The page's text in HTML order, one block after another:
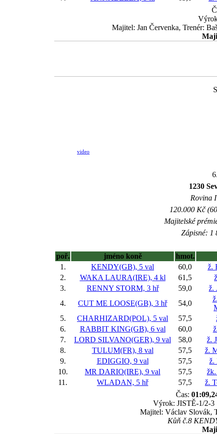
Majitel: Jan Červenka, Trenér:
video
1230
Rovina
120.000 Kč
Majitelské
Zápisné: 1
poř. jméno koně
hmot.
1.
KENDY(GB), 5 val 60,0
ž.
2.
WAKA LAURA(IRE), 4 kl 61,5
3.
RENNY STORM, 3 hř 59,0
ž.
4.
CUT ME LOOSE(GB), 3 hř 54,0
5.
CHARHIZARD(POL), 5 val 57,5
6.
RABBIT KING(GB), 6 val 60,0
7.
LORD SILVANO(GER), 9 val 58,0
ž.
8.
TULUM(FR), 8 val 57,5
ž.
9.
EDIGGIO, 9 val 57,5
ž.
10.
MR DARIO(IRE), 9 val 57,5
11.
WLADAN, 5 hř 57,5
ž.
Čas:
Výrok: JISTĚ-1/2-3
Majitel: Václav Slovák,
Kůň č.8